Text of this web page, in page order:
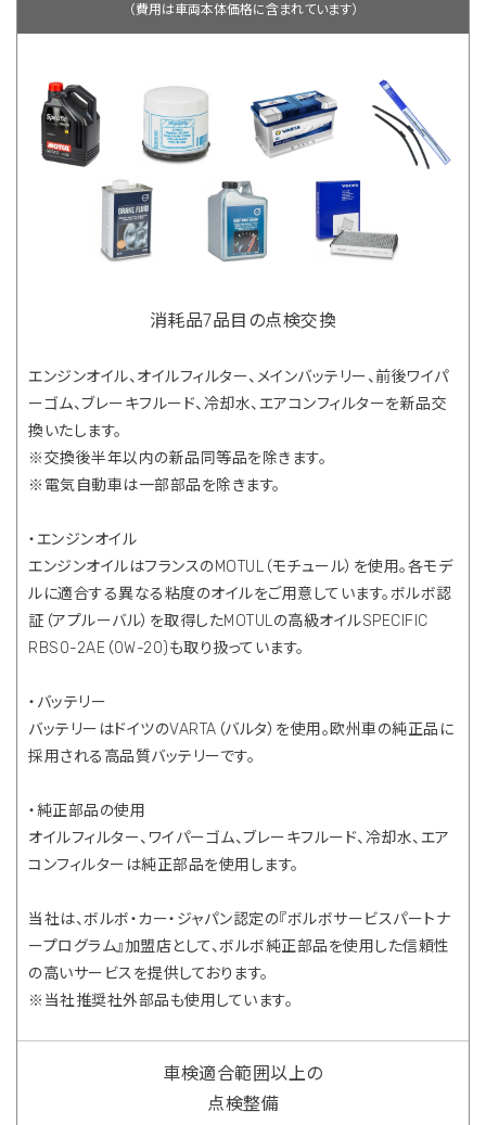
（費用は車両本体価格に含まれています）
消耗品7品目の点検交換
エンジンオイル、オイルフィルター、メインバッテリー、前後ワイパ
ーゴム、ブレーキフルード、冷却水、エアコンフィルターを新品交
換いたします。
※交換後半年以内の新品同等品を除きます。
※電気自動車は一部部品を除きます。
・エンジンオイル
エンジンオイルはフランスのMOTUL（モチュール）を使用。各モデ
ルに適合する異なる粘度のオイルをご用意しています。ボルボ認
証（アプルーバル）を取得したMOTULの高級オイルSPECIFIC
RBS0-2AE（0W-20)も取り扱っています。
・バッテリー
バッテリーはドイツのVARTA（バルタ）を使用。欧州車の純正品に
採用される高品質バッテリーです。
・純正部品の使用
オイルフィルター、ワイパーゴム、ブレーキフルード、冷却水、エア
コンフィルターは純正部品を使用します。
当社は、ボルボ・カー・ジャパン認定の『ボルボサービスパートナ
ープログラム』加盟店として、ボルボ純正部品を使用した信頼性
の高いサービスを提供しております。
※当社推奨社外部品も使用しています。
車検適合範囲以上の
点検整備